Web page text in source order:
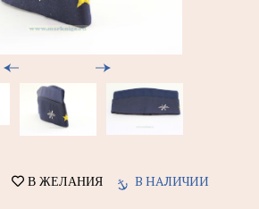
В ЖЕЛАНИЯ В НАЛИЧИИ